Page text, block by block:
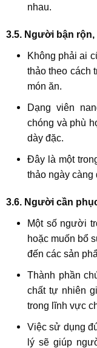
nhau.
3.5. Người bận
Không phải ai
thảo theo cách
món ăn.
Dạng viên
chóng và phù
dày đặc.
Đây là một
thảo ngày
3.6. Người cần
Một số người
hoặc muốn bổ
đến các sản
Thành phần
chất tự nhiên
trong lĩnh vực
Việc sử dụng
lý sẽ giúp